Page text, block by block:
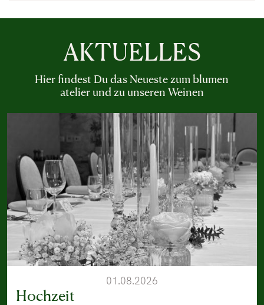
AKTUELLES
Hier findest Du das Neueste zum blumen
atelier und zu unseren Weinen
01.08.2026
Hochzeit